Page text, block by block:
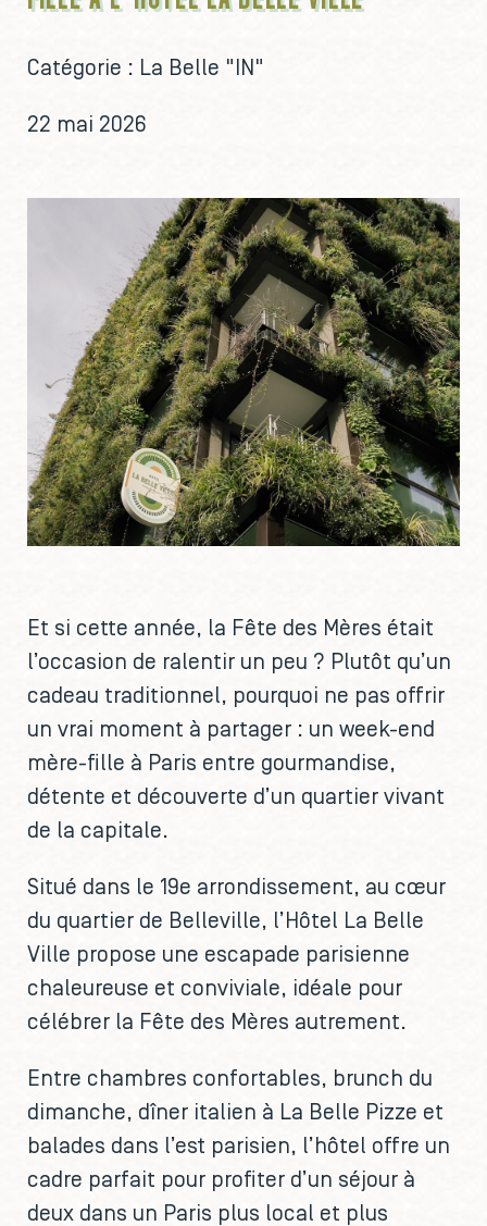
Catégorie : La Belle "IN"
22 mai 2026
Et si cette année, la Fête des Mères était
l’occasion de ralentir un peu ? Plutôt qu’un
cadeau traditionnel, pourquoi ne pas offrir
un vrai moment à partager : un week-end
mère-fille à Paris entre gourmandise,
détente et découverte d’un quartier vivant
de la capitale.
Situé dans le 19e arrondissement, au cœur
du quartier de Belleville, l’Hôtel La Belle
Ville propose une escapade parisienne
chaleureuse et conviviale, idéale pour
célébrer la Fête des Mères autrement.
Entre chambres confortables, brunch du
dimanche, dîner italien à La Belle Pizze et
balades dans l’est parisien, l’hôtel offre un
cadre parfait pour profiter d’un séjour à
deux dans un Paris plus local et plus